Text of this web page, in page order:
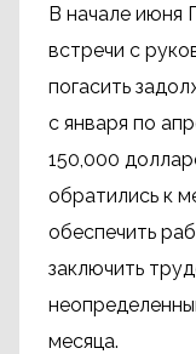
В начале июня
встречи с
погасить
с января по
150,000
обратились к
обеспечить
заключить
месяца.